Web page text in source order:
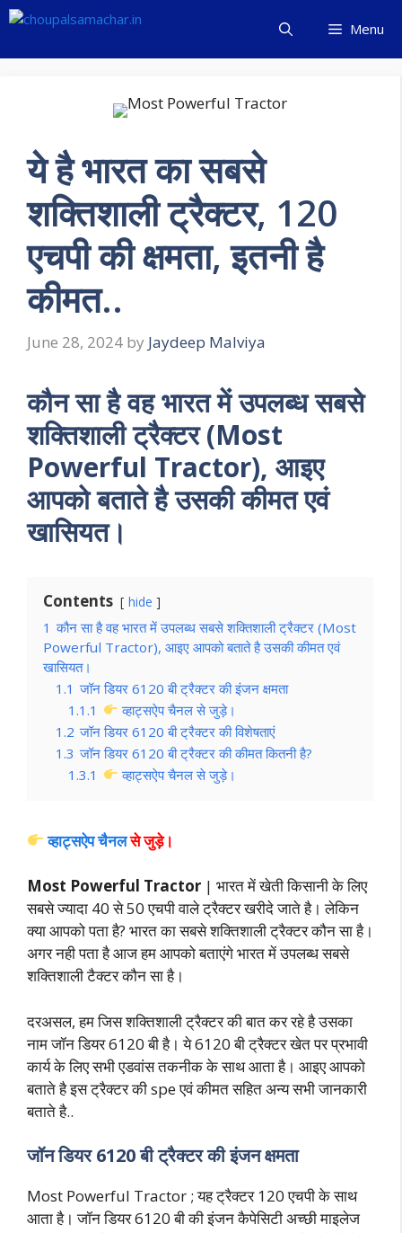
Skip
content
Menu
ये है भारत का सबसे
शक्तिशाली ट्रैक्टर, 120
एचपी की क्षमता, इतनी है
कीमत..
June 28, 2024 by Jaydeep Malviya
कौन सा है वह भारत में उपलब्ध सबसे
शक्तिशाली ट्रैक्टर (Most
Powerful Tractor), आइए
आपको बताते है उसकी कीमत एवं
खासियत।
Contents hide
1 कौन सा है वह भारत में उपलब्ध सबसे शक्तिशाली ट्रैक्टर (Most
Powerful Tractor), आइए आपको बताते है उसकी कीमत एवं
खासियत।
1.1 जॉन डियर 6120 बी ट्रैक्टर की इंजन क्षमता
1.1.1
व्हाट्सऐप चैनल से जुड़े।
1.2 जॉन डियर 6120 बी ट्रैक्टर की विशेषताएं
1.3 जॉन डियर 6120 बी ट्रैक्टर की कीमत कितनी है?
1.3.1
व्हाट्सऐप चैनल से जुड़े।
व्हाट्सऐप चैनलसे जुड़े।
Most Powerful Tractor | भारत में खेती किसानी के लिए
सबसे ज्यादा 40 से 50 एचपी वाले ट्रैक्टर खरीदे जाते है। लेकिन
क्या आपको पता है? भारत का सबसे शक्तिशाली ट्रैक्टर कौन सा है।
अगर नही पता है आज हम आपको बताएंगे भारत में उपलब्ध सबसे
शक्तिशाली टैक्टर कौन सा है।
दरअसल, हम जिस शक्तिशाली ट्रैक्टर की बात कर रहे है उसका
नाम जॉन डियर 6120 बी है। ये 6120 बी ट्रैक्टर खेत पर प्रभावी
कार्य के लिए सभी एडवांस तकनीक के साथ आता है। आइए आपको
बताते है इस ट्रैक्टर की spe एवं कीमत सहित अन्य सभी जानकारी
बताते है..
जॉन डियर 6120 बी ट्रैक्टर की इंजन क्षमता
Most Powerful Tractor ; यह ट्रैक्टर 120 एचपी के साथ
आता है। जॉन डियर 6120 बी की इंजन कैपेसिटी अच्छी माइलेज